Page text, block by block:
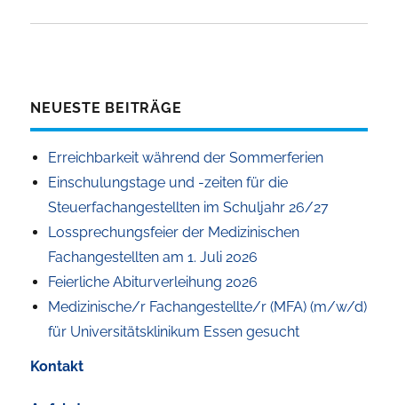
NEUESTE BEITRÄGE
Erreichbarkeit während der Sommerferien
Einschulungstage und -zeiten für die
Steuerfachangestellten im Schuljahr 26/27
Lossprechungsfeier der Medizinischen
Fachangestellten am 1. Juli 2026
Feierliche Abiturverleihung 2026
Medizinische/r Fachangestellte/r (MFA) (m/w/d)
für Universitätsklinikum Essen gesucht
Kontakt